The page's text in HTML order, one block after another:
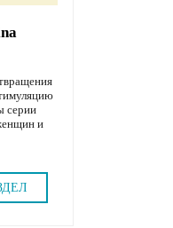
серии
и